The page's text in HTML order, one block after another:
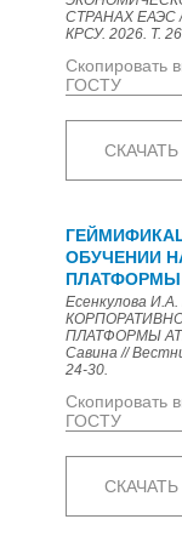
СТРАНАХ ЕАЭС /
КРСУ. 2026. Т.
Скопировать
ГОСТУ
СКАЧАТЬ
ОБУЧЕНИИ
ПЛАТФОРМЫ
Есенкулова
ПЛАТФОРМЫ
Савина //
24-30.
Скопировать
ГОСТУ
СКАЧАТЬ